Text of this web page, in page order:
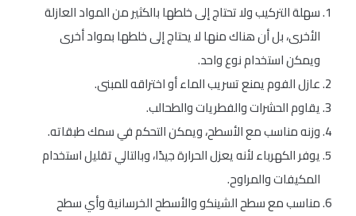
سهلة التركيب ولا تحتاج إلى خلطها بالكثير من المواد العازلة
الأخرى، بل أن هناك منها لا يحتاج إلى خلطها بمواد أخرى
ويمكن استخدام نوع واحد.
عازل الفوم يمنع تسريب الماء أو اختراقه للمبنى.
يقاوم الحشرات والفطريات والطحالب.
وزنه مناسب مع الأسطح، ويمكن التحكم في سمك طبقاته.
يوفر الكهرباء لأنه يعزل الحرارة جيدًا، وبالتالي تقليل استخدام
المكيفات والمراوح.
مناسب مع سطح الشينكو والأسطح الخرسانية وأي سطح